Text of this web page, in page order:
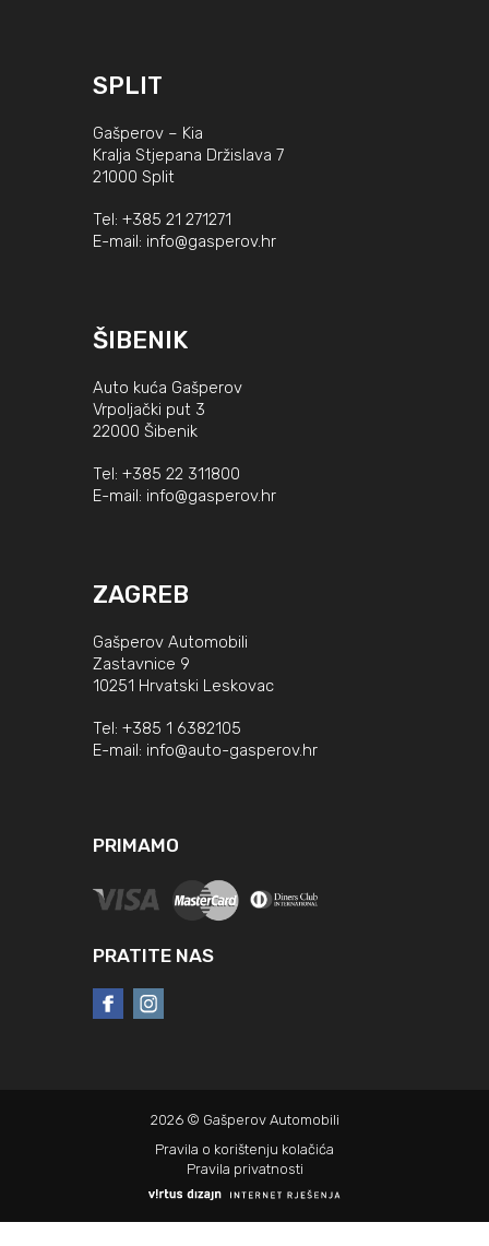
SPLIT
Gašperov – Kia
Kralja Stjepana Držislava 7
21000 Split
Tel: +385 21 271271
E-mail: info@gasperov.hr
ŠIBENIK
Auto kuća Gašperov
Vrpoljački put 3
22000 Šibenik
Tel: +385 22 311800
E-mail: info@gasperov.hr
ZAGREB
Gašperov Automobili
Zastavnice 9
10251 Hrvatski Leskovac
Tel: +385 1 6382105
E-mail: info@auto-gasperov.hr
PRIMAMO
PRATITE NAS
2026 © Gašperov Automobili
Pravila o korištenju kolačića
Pravila privatnosti